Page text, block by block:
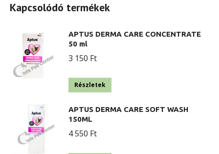
Kapcsolódó termékek
APTUS DERMA CARE CONCENTRATE
50 ml
3 150 Ft
Részletek
APTUS DERMA CARE SOFT WASH
150ML
4 550 Ft